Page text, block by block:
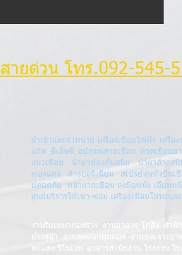
สายด่วน โทร.092-545-
นำเข้าและจำหน่าย เครื่องเชื่อมไฟฟ้า เครื่
แก๊ส ซีเอ็นซี อุปกรณ์สายเชื่อม ลวดเชื่อมอ
แนวเชื่อม น้ำยาป้องกันสนิม น้ำยาล้างส
ทองแดง ล้างอลูมิเนียม สเปรย์จุ่มหัวปืน
ปลอดภัย หน้ากากเชื่อม ถุงมือหนัง เอี๊ยมห
ศูนย์บริการให้เช่า-ซ่อม เครื่องเชื่อมโลหะแ
งานรับเหมาก่อสร้าง งานอาคาร โกดัง สำนั
ประตูน้ำ งานขุดลอกคูคลอง งานขุดเจาะบ
ตกแต่ง รีโนเวท อาคารสำนักงาน โรงงาน โร